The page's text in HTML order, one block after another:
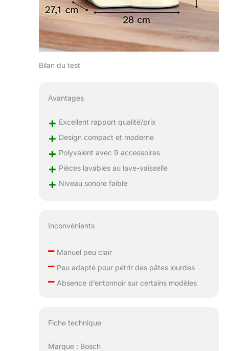
Bilan du test
Avantages
+ Excellent rapport qualité/prix
+ Design compact et moderne
+ Polyvalent avec 9 accessoires
+ Pièces lavables au lave-vaisselle
+ Niveau sonore faible
Inconvénients
–Manuel peu clair
–Peu adapté pour pétrir des pâtes lourdes
–Absence d’entonnoir sur certains modèles
Fiche technique
Marque : Bosch